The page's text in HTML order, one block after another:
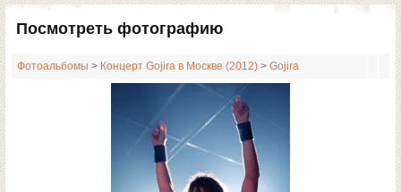
Посмотреть фотографию
Фотоальбомы > Концерт Gojira в Москве (2012) > Gojira